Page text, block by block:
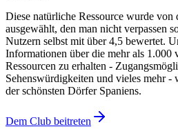
Diese natürliche Ressource wurde
ausgewählt, den man nicht verpassen
Nutzern selbst mit über 4,5 bewertet.
Informationen über die mehr als 1.000
Ressourcen zu erhalten -
Sehenswürdigkeiten und vieles mehr
der schönsten Dörfer Spaniens.
Dem Club beitreten